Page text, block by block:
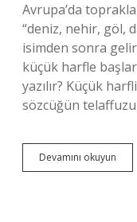
Avrupa’da
“deniz, nehir, göl,
isimden sonra
küçük harfle
yazılır? Küçük
sözcüğün
Devamını okuyun